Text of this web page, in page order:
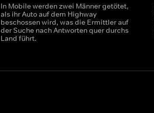
In Mobile werden zwei Männer getötet,
als ihr Auto auf dem Highway
beschossen wird, was die Ermittler auf
der Suche nach Antworten quer durchs
Land führt.